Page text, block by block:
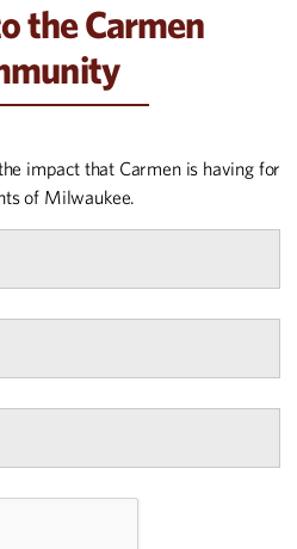
the Carmen
impact that Carmen is having for
of Milwaukee.
First
Last
Email
CAPTCHA